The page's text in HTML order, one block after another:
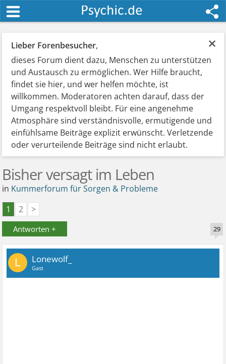
×
Lieber Forenbesucher,
dieses Forum dient dazu, Menschen zu unterstützen
und Austausch zu ermöglichen. Wer Hilfe braucht,
findet sie hier, und wer helfen möchte, ist
willkommen. Moderatoren achten darauf, dass der
Umgang respektvoll bleibt. Für eine angenehme
Atmosphäre sind verständnisvolle, ermutigende und
einfühlsame Beiträge explizit erwünscht. Verletzende
oder verurteilende Beiträge sind nicht erlaubt.
Bisher versagt im Leben
in Kummerforum für Sorgen & Probleme
1
2 >
Antworten + 29
L Lonewolf_
Gast